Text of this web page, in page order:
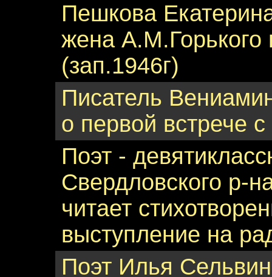
Пешкова
жена А.М.Горького
(зап.1946г)
Писатель
о первой встрече
Поэт -
Свердловского р-
читает
выступление на
Поэт Илья